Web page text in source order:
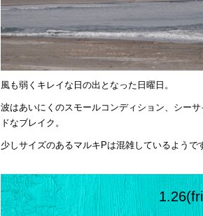
風も弱くキレイな日の出となった日曜日。
波はあいにくのスモールコンディション、シー
ドなブレイク。
少しサイズのあるマルキPは混雑しているようで